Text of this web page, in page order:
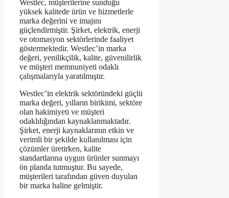
Westlec, müşterilerine sunduğu
yüksek kalitede ürün ve hizmetlerle
marka değerini ve imajını
güçlendirmiştir. Şirket, elektrik, enerji
ve otomasyon sektörlerinde faaliyet
göstermektedir. Westlec’in marka
değeri, yenilikçilik, kalite, güvenilirlik
ve müşteri memnuniyeti odaklı
çalışmalarıyla yaratılmıştır.
Westlec’in elektrik sektöründeki güçlü
marka değeri, yılların birikimi, sektöre
olan hakimiyeti ve müşteri
odaklılığından kaynaklanmaktadır.
Şirket, enerji kaynaklarının etkin ve
verimli bir şekilde kullanılması için
çözümler üretirken, kalite
standartlarına uygun ürünler sunmayı
ön planda tutmuştur. Bu sayede,
müşterileri tarafından güven duyulan
bir marka haline gelmiştir.